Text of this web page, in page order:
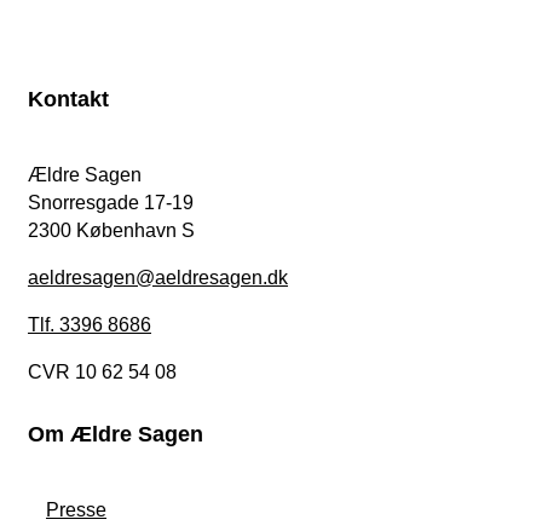
Kontakt
Ældre Sagen
Snorresgade 17-19
2300 København S
aeldresagen@aeldresagen.dk
Tlf. 3396 8686
CVR 10 62 54 08
Om Ældre Sagen
Presse